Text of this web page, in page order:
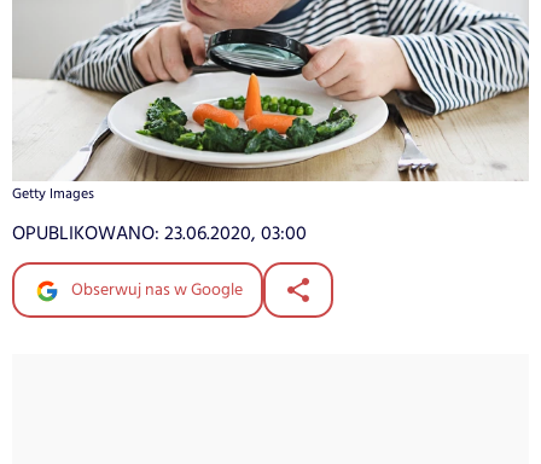
Getty Images
OPUBLIKOWANO: 23.06.2020, 03:00
Obserwuj nas w Google